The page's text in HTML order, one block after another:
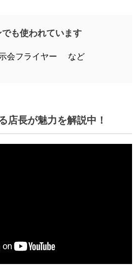
も使われています
会フライヤー など
店長が魅力を解説中！